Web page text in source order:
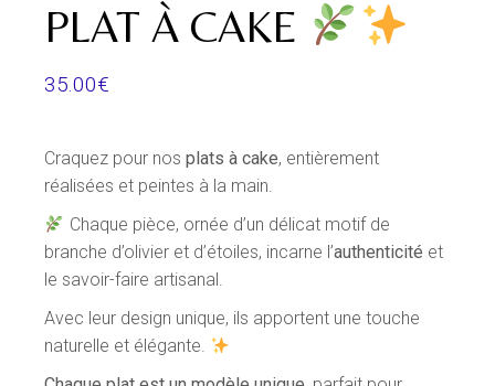
PLAT À CAKE
35.00€
Craquez pour nosplats à cake, entièrement
réalisées et peintes à la main.
Chaque pièce, ornée d’un délicat motif de
branche d’olivier et d’étoiles, incarne l’authenticité et
le savoir-faire artisanal.
Avec leur design unique, ils apportent une touche
naturelle et élégante.